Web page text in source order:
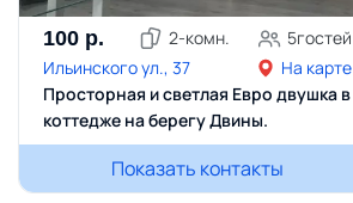
100 р. 2-комн. 5гостей
Ильинского ул., 37
На карте
Просторная и светлая Евро двушка в
коттедже на берегу Двины.
Показать контакты